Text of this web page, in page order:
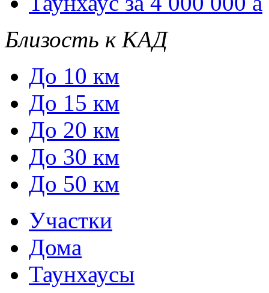
Близость к КАД
До 10 км
До 15 км
До 20 км
До 30 км
До 50 км
Участки
Дома
Таунхаусы